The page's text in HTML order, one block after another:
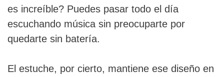
es increíble? Puedes pasar todo el día
escuchando música sin preocuparte por
quedarte sin batería.
El estuche, por cierto, mantiene ese diseño en